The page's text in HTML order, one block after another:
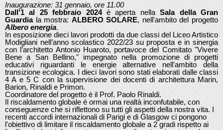
Inaugurazione: 31 gennaio, ore 11.00
Dall'1 al 25 febbraio 2024 è aperta nellaSala della Gran
Guardia la mostra: ALBERO SOLARE, nell'ambito del progetto
Albero energia.
In esposizione dieci lavori prodotti da due classi del Liceo Artistico
Modigliani nell’anno scolastico 2022/23 su proposta e in sinergia
con l’architetto Antonio Huaroto, portavoce del Comitato "Vivere
Bene a San Bellino," impegnato nella promozione di progetti
educativi riguardanti le energie alternative nell'ambito della
transizione ecologica. I dieci lavori sono stati elaborati dalle classi
4 A e 5 C con la supervisione dei docenti di architettura Marin,
Barion, Rinaldi e Primon.
Coordinatore del progetto è il Prof. Paolo Rinaldi.
Il riscaldamento globale è ormai una realtà inconfutabile, con
conseguenze che si riflettono su tutti gli aspetti della nostra vita. I
recenti accordi internazionali di Parigi e di Glasgow ci pongono
l'obiettivo di limitare il riscaldamento globale a 2 gradi rispetto ai